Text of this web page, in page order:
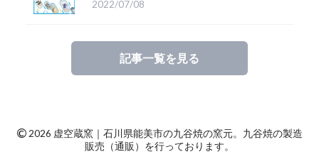
2022/07/08
記事一覧を見る
©2026 虚空蔵窯｜石川県能美市の九谷焼の窯元。九谷焼の製造
販売（通販）を行っております。